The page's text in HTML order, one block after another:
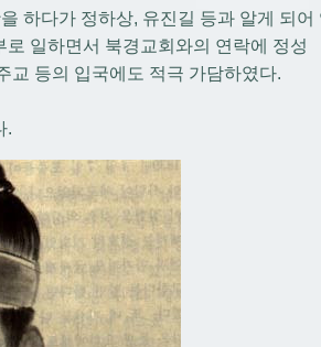
하다가 정하상, 유진길 등과 알게 되어
일하면서 북경교회와의 연락에 정성
교 등의 입국에도 적극 가담하였다.
.